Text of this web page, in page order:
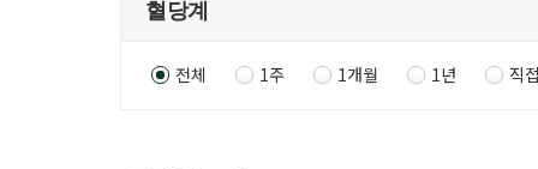
전체 1주 1개월 1년 직